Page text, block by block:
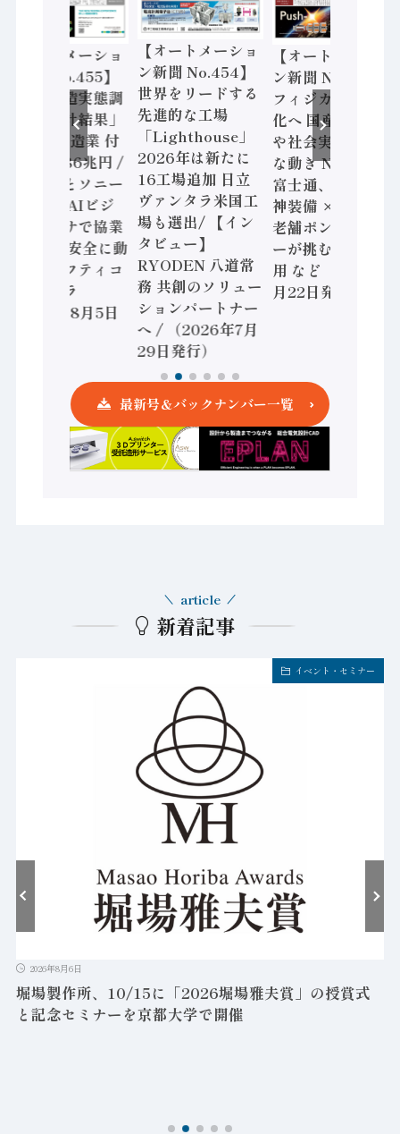
【オートメーショ
ン新聞 No.455】
「経済構造実態調
査二次集計結果」
2024年製造業 付
加価値額86兆円 /
三菱電機とソニー
セミコン AIビジ
ョンセンサで協業
/ IDEC、安全に動
かすセーフティコ
ントローラ
（2026年8月5日
【オートメーショ
ン新聞 No.454】
世界をリードする
先進的な工場
「Lighthouse」
2026年は新たに
16工場追加 日立
ヴァンタラ米国工
場も選出/ 【イン
タビュー】
RYODEN 八道常
務 共創のソリュー
ションパートナー
へ / （2026年7月
29日発行）
【オートメーショ
ン新聞 No.453】
フィジカルAI本格
化へ 国産AI開発
や社会実装に活発
な動き Noetra、
富士通、日立 / 兵
神装備 × HMS、
老舗ポンプメーカ
ーが挑むデータ活
用 など（2026年7
月22日発行）
最新号＆バックナンバー一覧
新着記事
article
イベント・セミナー
2026年8月6日
堀場製作所、10/15に「2026堀場雅夫賞」の授賞式
と記念セミナーを京都大学で開催